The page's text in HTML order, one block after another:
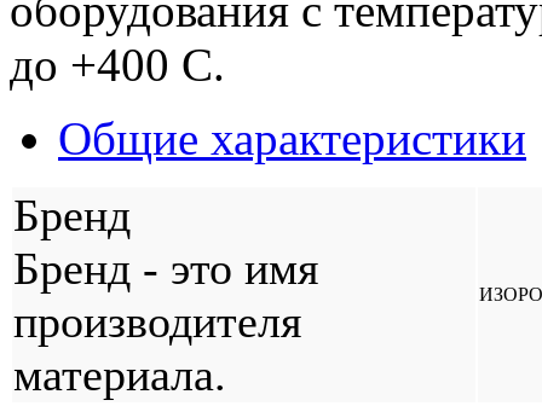
оборудования с
до +400 С.
Общие характеристики
Бренд
Бренд - это имя
производителя
материала.